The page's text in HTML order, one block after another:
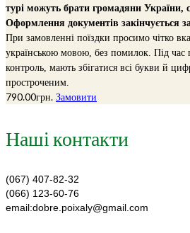
турі можуть брати громадяни України,
Оформлення документів закінчується
При замовленні поїздки просимо чітко
українською мовою, без помилок. Під час
контроль, мають збігатися всі букви й
простроченим.
790.00грн. Замовити
Наші контакти
(067) 407-82-32
(066) 123-60-76
email:dobre.poixaly@gmail.com